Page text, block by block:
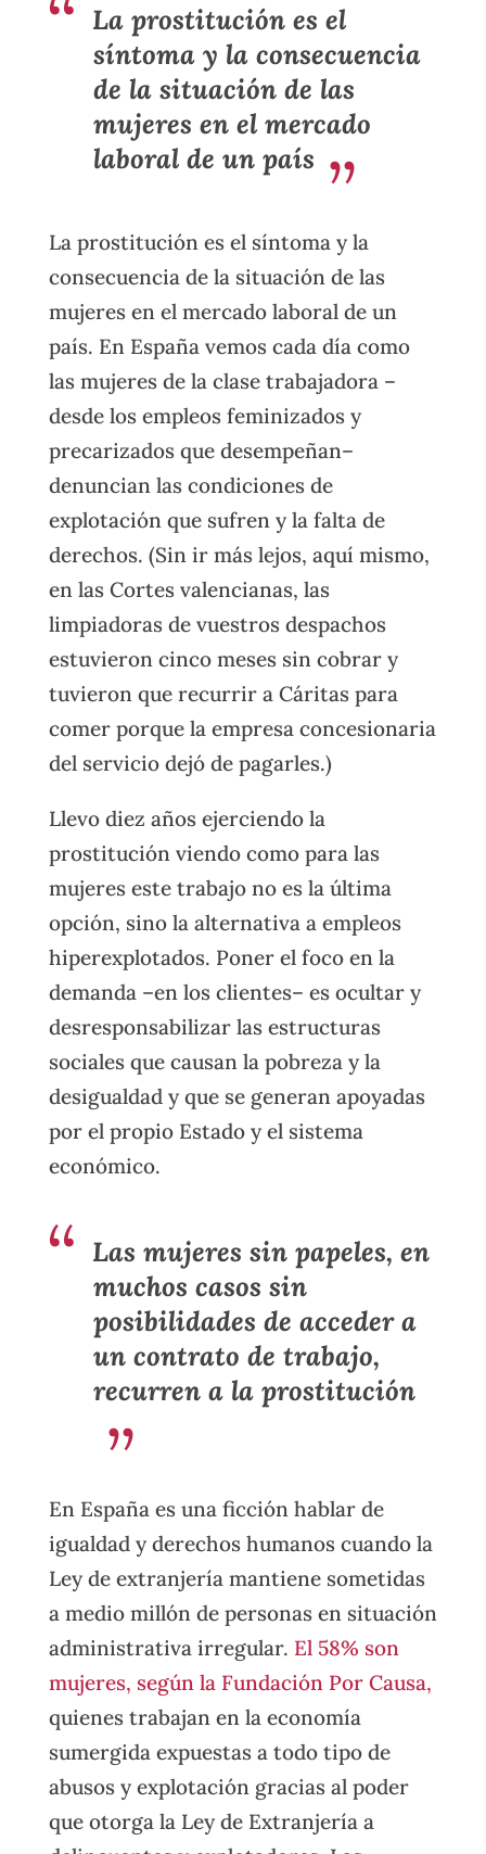
La prostitución es el
síntoma y la consecuencia
de la situación de las
mujeres en el mercado
laboral de un país
La prostitución es el síntoma y la
consecuencia de la situación de las
mujeres en el mercado laboral de un
país. En España vemos cada día como
las mujeres de la clase trabajadora –
desde los empleos feminizados y
precarizados que desempeñan–
denuncian las condiciones de
explotación que sufren y la falta de
derechos. (Sin ir más lejos, aquí mismo,
en las Cortes valencianas, las
limpiadoras de vuestros despachos
estuvieron cinco meses sin cobrar y
tuvieron que recurrir a Cáritas para
comer porque la empresa concesionaria
del servicio dejó de pagarles.)
Llevo diez años ejerciendo la
prostitución viendo como para las
mujeres este trabajo no es la última
opción, sino la alternativa a empleos
hiperexplotados. Poner el foco en la
demanda –en los clientes– es ocultar y
desresponsabilizar las estructuras
sociales que causan la pobreza y la
desigualdad y que se generan apoyadas
por el propio Estado y el sistema
económico.
Las mujeres sin papeles, en
muchos casos sin
posibilidades de acceder a
un contrato de trabajo,
recurren a la prostitución
En España es una ficción hablar de
igualdad y derechos humanos cuando la
Ley de extranjería mantiene sometidas
a medio millón de personas en situación
administrativa irregular. El 58% son
mujeres, según la Fundación Por Causa,
quienes trabajan en la economía
sumergida expuestas a todo tipo de
abusos y explotación gracias al poder
que otorga la Ley de Extranjería a